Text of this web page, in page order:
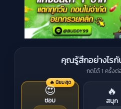
คุณรู้สึกอย่างไรกั
กดได้ 1 ครั้งต่
🔥 นิยมสุด
😍
ชอบ
🔥
สนุก